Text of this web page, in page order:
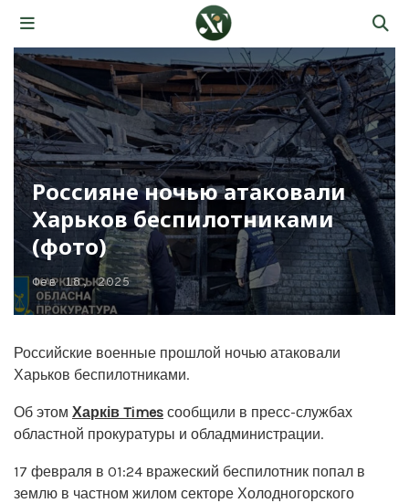
Россияне ночью атаковали
Харьков беспилотниками
(фото)
Фев 18, 2025
Российские военные прошлой ночью атаковали
Харьков беспилотниками.
Об этом Харків Times сообщили в пресс-службах
областной прокуратуры и обладминистрации.
17 февраля в 01:24 вражеский беспилотник попал в
землю в частном жилом секторе Холодногорского